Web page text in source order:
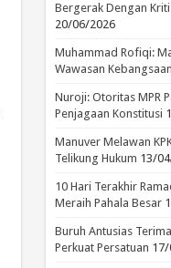
Bergerak Dengan
20/06/2026
Muhammad Rofiqi:
Wawasan Kebangsaan
Nuroji: Otoritas MPR
Penjagaan Konstitusi
Manuver Melawan
Telikung Hukum 13/
10 Hari Terakhir
Meraih Pahala Besar
Buruh Antusias
Perkuat Persatuan